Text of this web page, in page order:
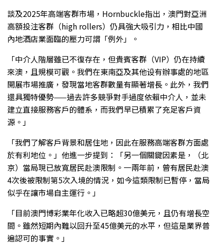
談及2025年高端客群市場，Hornbuckle指出，澳門對亞洲
高額投注客群（high rollers）仍具強大吸引力，相比中國
內地酒店業面臨的壓力可謂「例外」。
「中介人階層雖已不復存在，但貴賓客群（VIP）仍在持續
來澳，且規模可觀。我們在東南亞及其他设有辦事處的地區
開展市場推廣，發現當地客群數量有顯著增長。此外，我們
還具獨特優勢——過去許多競爭對手過度依賴中介人，並未
建立直接服務客戶的體系，而我們早已積累了充足客戶資
源。」
「我們了解客戶背景和居住地，因此在服務高端客群方面處
於有利地位。」他進一步提到：「另一個關鍵因素是，（北
京）當局現已放寬居民赴澳限制。一兩年前，曾有居民赴澳
4次後被限制第5次入境的情況，如今這類限制已暫停，當局
似乎在讓市場自主運行。」
「目前澳門博彩業年化收入已略超30億美元，且仍有增長空
間。雖然短期內難以回升至45億美元的水平，但這是業界普
遍認可的事實。」